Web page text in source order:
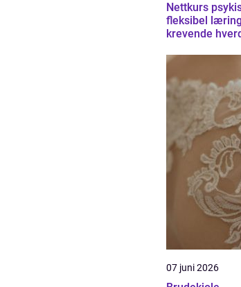
Nettkurs
fleksibel
krevende
07 juni 2026